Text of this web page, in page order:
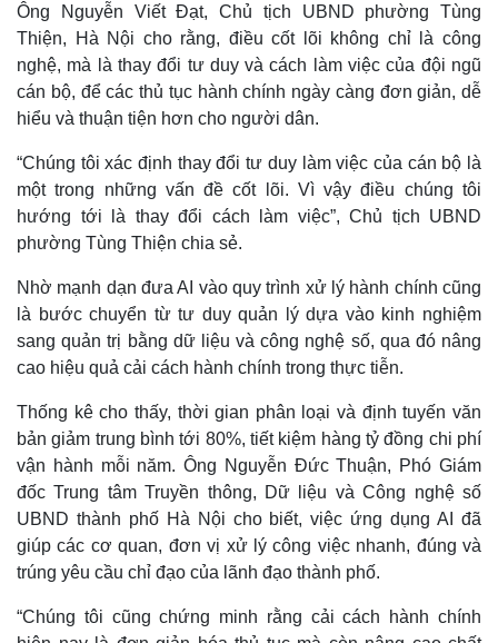
Kinh tế
Bất động sản
Khởi nghiệp
Thị trường
Giá vàng
Tiêu dùng
Tỷ giá
Chứng khoán
Giá cà phê
Ông Nguyễn Viết Đạt, Chủ tịch UBND phường Tùng
Thiện, Hà Nội cho rằng, điều cốt lõi không chỉ là công
nghệ, mà là thay đổi tư duy và cách làm việc của đội ngũ
cán bộ, để các thủ tục hành chính ngày càng đơn giản, dễ
hiểu và thuận tiện hơn cho người dân.
“Chúng tôi xác định thay đổi tư duy làm việc của cán bộ là
một trong những vấn đề cốt lõi. Vì vậy điều chúng tôi
hướng tới là thay đổi cách làm việc”, Chủ tịch UBND
phường Tùng Thiện chia sẻ.
Nhờ mạnh dạn đưa AI vào quy trình xử lý hành chính cũng
là bước chuyển từ tư duy quản lý dựa vào kinh nghiệm
sang quản trị bằng dữ liệu và công nghệ số, qua đó nâng
cao hiệu quả cải cách hành chính trong thực tiễn.
Thống kê cho thấy, thời gian phân loại và định tuyến văn
bản giảm trung bình tới 80%, tiết kiệm hàng tỷ đồng chi phí
vận hành mỗi năm. Ông Nguyễn Đức Thuận, Phó Giám
đốc Trung tâm Truyền thông, Dữ liệu và Công nghệ số
UBND thành phố Hà Nội cho biết, việc ứng dụng AI đã
giúp các cơ quan, đơn vị xử lý công việc nhanh, đúng và
trúng yêu cầu chỉ đạo của lãnh đạo thành phố.
“Chúng tôi cũng chứng minh rằng cải cách hành chính